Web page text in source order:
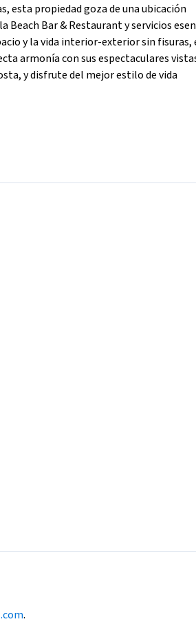
esta propiedad goza de una ubicación
Beach Bar & Restaurant y servicios
y la vida interior-exterior sin
armonía con sus espectaculares
y disfrute del mejor estilo de vida
.